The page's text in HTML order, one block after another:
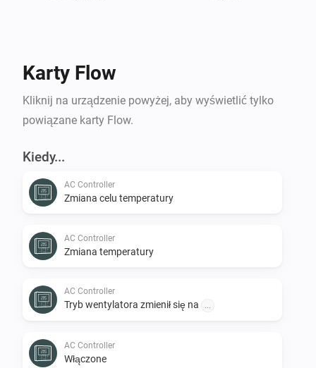
Karty Flow
Kliknij na urządzenie powyżej, aby wyświetlić tylko
powiązane karty Flow.
Kiedy...
AC Controller
Zmiana celu temperatury
AC Controller
Zmiana temperatury
AC Controller
Tryb wentylatora zmienił się na
AC Controller
Włączone